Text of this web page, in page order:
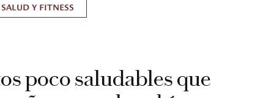
SALUD Y FITNESS
poco saludables que